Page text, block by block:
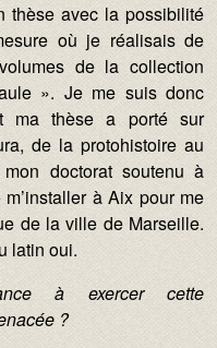
thèse avec la possibilité
où je réalisais de
de la collection
». Je me suis donc
ma thèse a porté sur
de la protohistoire au
doctorat soutenu à
à Aix pour me
de la ville de Marseille.
latin oui.
à exercer cette
e ?